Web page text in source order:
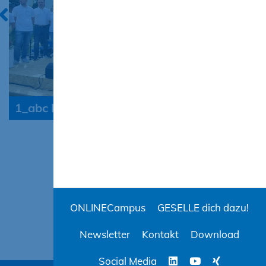
1_abc Bau M-V GmbH_Team
ONLINECampus GESELLE dich dazu!
Newsletter Kontakt Download
Social Media